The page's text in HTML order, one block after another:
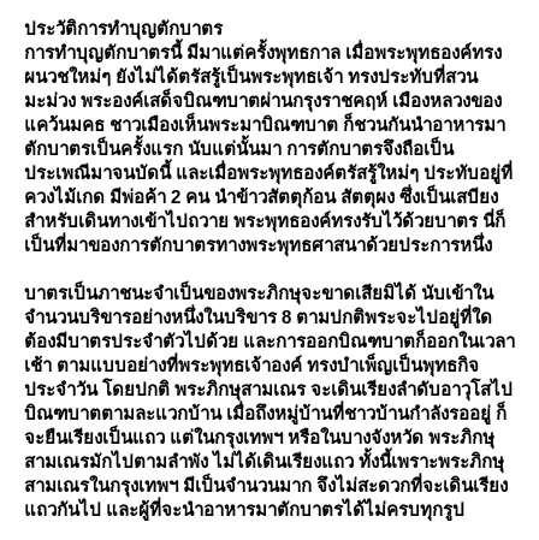
ประวัติการทำบุญตักบาตร
การทำบุญตักบาตรนี้ มีมาแต่ครั้งพุทธกาล เมื่อพระพุทธองค์ทรง
ผนวชใหม่ๆ ยังไม่ได้ตรัสรู้เป็นพระพุทธเจ้า ทรงประทับที่สวน
มะม่วง พระองค์เสด็จบิณฑบาตผ่านกรุงราชคฤห์ เมืองหลวงของ
คว้นมคธ ชาวเมืองเห็นพระมาบิณฑบาต ก็ชวนกันนำอาหารมา
ตักบาตรเป็นครั้งแรก นับแต่นั้นมา การตักบาตรจึงถือเป็น
ประเพณีมาจนบัดนี้ และเมื่อพระพุทธองค์ตรัสรู้ใหม่ๆ ประทับอยู่ที่
ควงไม้เกด มีพ่อค้า 2 คน นำข้าวสัตตุก้อน สัตตุผง ซึ่งเป็นเสบียง
สำหรับเดินทางเข้าไปถวาย พระพุทธองค์ทรงรับไว้ด้วยบาตร นี่ก็
เป็นที่มาของการตักบาตรทางพระพุทธศาสนาด้วยประการหนึ่ง
บาตรเป็นภาชนะจำเป็นของพระภิกษุจะขาดเสียมิได้ นับเข้าใน
จำนวนบริขารอย่างหนึ่งในบริขาร 8 ตามปกติพระจะไปอยู่ที่ใด
ต้องมีบาตรประจำตัวไปด้วย และการออกบิณฑบาตก็ออกในเวลา
เช้า ตามแบบอย่างที่พระพุทธเจ้าองค์ ทรงบำเพ็ญเป็นพุทธกิจ
ประจำวัน โดยปกติ พระภิกษุสามเณร จะเดินเรียงลำดับอาวุโสไป
บิณฑบาตตามละแวกบ้าน เมื่อถึงหมู่บ้านที่ชาวบ้านกำลังรออยู่ ก็
จะยืนเรียงเป็นแถว แต่ในกรุงเทพฯ หรือในบางจังหวัด พระภิกษุ
สามเณรมักไปตามลำพัง ไม่ได้เดินเรียงแถว ทั้งนี้เพราะพระภิกษุ
สามเณรในกรุงเทพฯ มีเป็นจำนวนมาก จึงไม่สะดวกที่จะเดินเรียง
ถวกันไป และผู้ที่จะนำอาหารมาตักบาตรได้ไม่ครบทุกรูป